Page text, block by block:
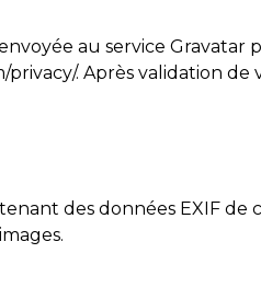
au service Gravatar
. Après validation
des données EXIF de